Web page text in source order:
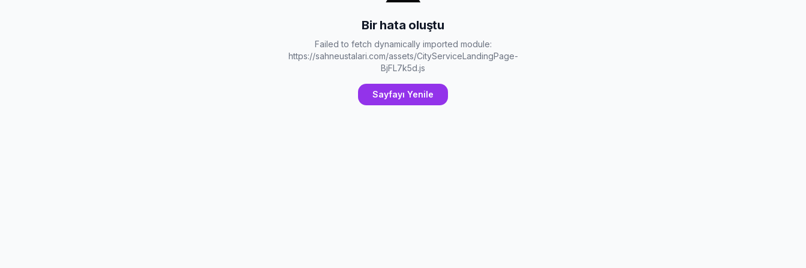
Bir hata oluştu
Failed to fetch dynamically imported module:
https://sahneustalari.com/assets/CityServiceLandingPage-
BjFL7k5d.js
Sayfayı Yenile